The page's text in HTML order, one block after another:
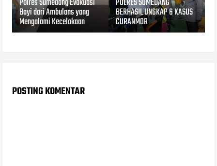
Bayi dari Ambulans yang
Mengalami Kecelakaan
BERHASIL UNGKAP 6 KASUS
CURANMOR
POSTING KOMENTAR